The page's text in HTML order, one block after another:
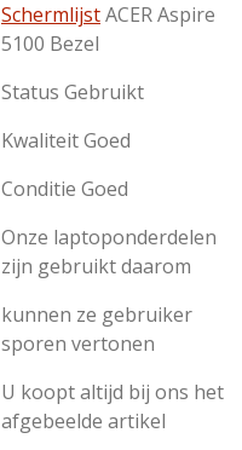
SchermlijstACER Aspire
5100 Bezel
Status Gebruikt
Kwaliteit Goed
Conditie Goed
Onze laptoponderdelen
zijn gebruikt daarom
kunnen ze gebruiker
sporen vertonen
U koopt altijd bij ons het
afgebeelde artikel